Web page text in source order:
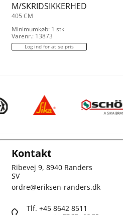
M/SKRIDSIKKERHED
405 CM
Minimumkøb: 1 stk
Varenr.: 13873
Log ind for at se pris
Kontakt
Ribevej 9, 8940 Randers
SV
ordre@eriksen-randers.dk
Tlf. +45 8642 8511